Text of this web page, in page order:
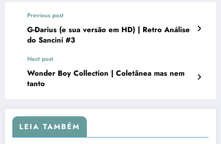
Previous post
G-Darius (e sua versão em HD) | Retro Análise
do Sancini #3
Next post
Wonder Boy Collection | Coletânea mas nem
tanto
LEIA TAMBÉM